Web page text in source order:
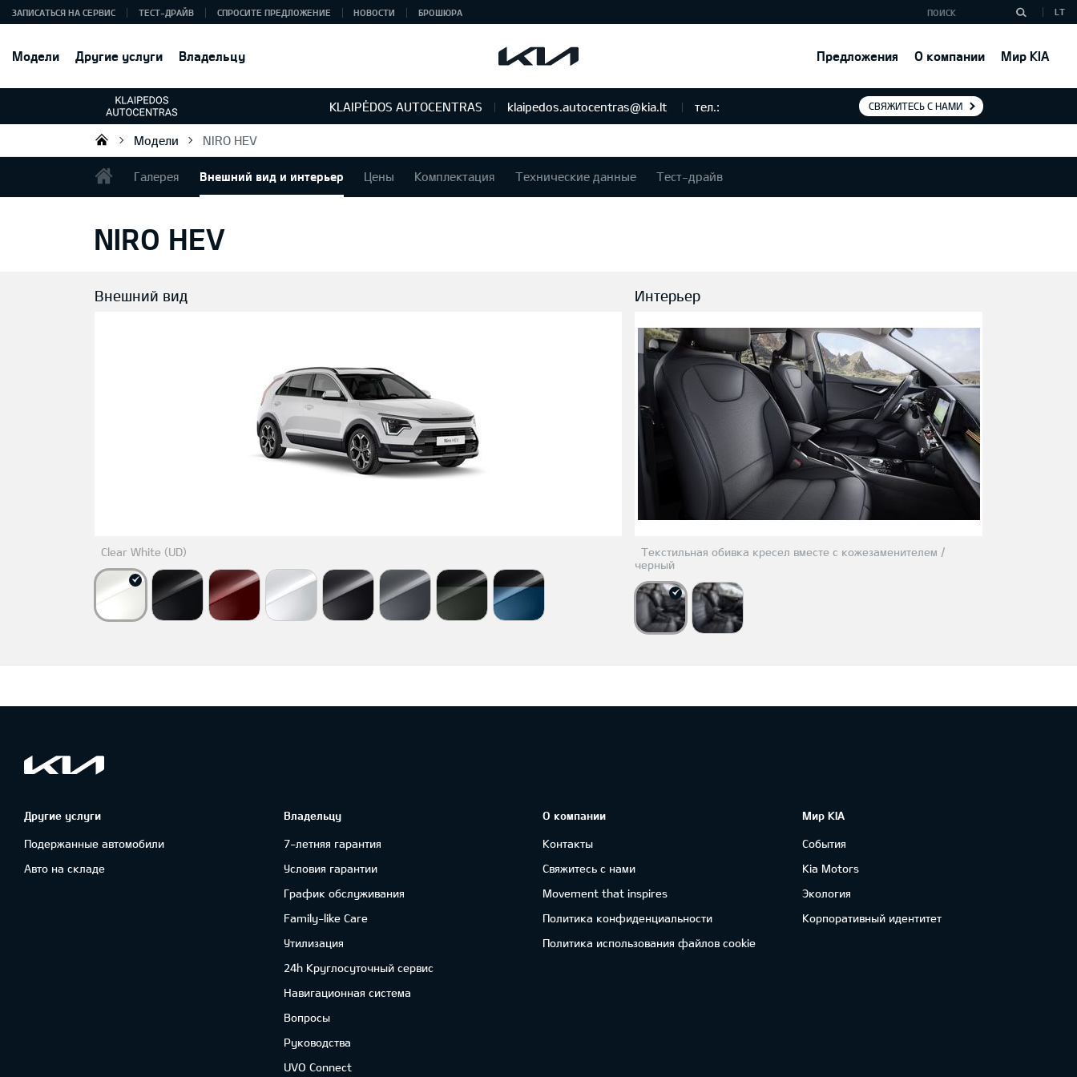
Модели Другие услуги Владельцу Предложения О компании Мир KIA
ЗАПИСАТЬСЯ НА СЕРВИС ТЕСТ-ДРАЙВ СПРОСИТЕ ПРЕДЛОЖЕНИЕ НОВОСТИ БРОШЮРА LT
KLAIPĖDOS AUTOCENTRAS klaipedos.autocentras@kia.lt тел.: СВЯЖИТЕСЬ С НАМИ
UAB „Klaipėdos autocentras“
Модели NIRO HEV
Галерея Внешний вид и интерьер Цены Комплектация Технические данные Тест-драйв
NIRO HEV
Внешний вид
Clear White (UD)
Интерьер
Текстильная обивка кресел вместе с кожезаменителем /
черный
Другие услуги
Подержанные автомобили
Авто на складе
Владельцу
7-летняя гарантия
Условия гарантии
График обслуживания
Family-like Care
Утилизация
24h Круглосуточный сервис
Навигационная система
Вопросы
Руководства
UVO Connect
О компании
Контакты
Свяжитесь с нами
Movement that inspires
Политика конфиденциальности
Политика использования файлов cookie
Мир KIA
События
Kia Motors
Экология
Корпоративный идентитет